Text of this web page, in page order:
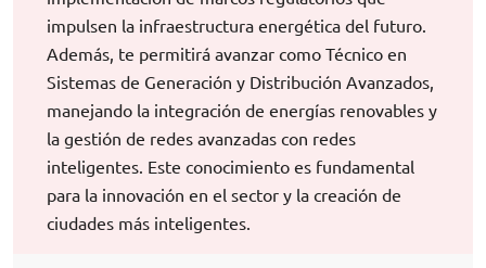
impulsen la infraestructura energética del futuro.
Además, te permitirá avanzar como Técnico en
Sistemas de Generación y Distribución Avanzados,
manejando la integración de energías renovables y
la gestión de redes avanzadas con redes
inteligentes. Este conocimiento es fundamental
para la innovación en el sector y la creación de
ciudades más inteligentes.